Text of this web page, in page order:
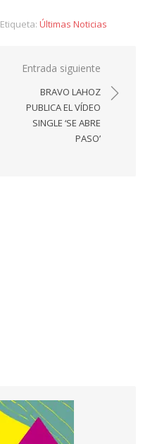
Etiqueta: Últimas Noticias
Entrada siguiente
BRAVO LAHOZ
PUBLICA EL VÍDEO
SINGLE ‘SE ABRE
PASO’